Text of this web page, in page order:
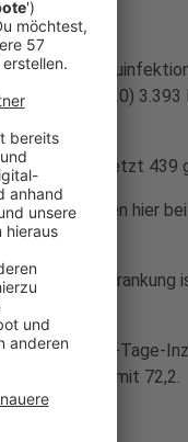
136
Februar 2020)
um 97 auf jetzt 439
haben hier bei
heißt es.
Covid-19-Erkrankung
Sieben-Tage-
Würselen mit 72,2.